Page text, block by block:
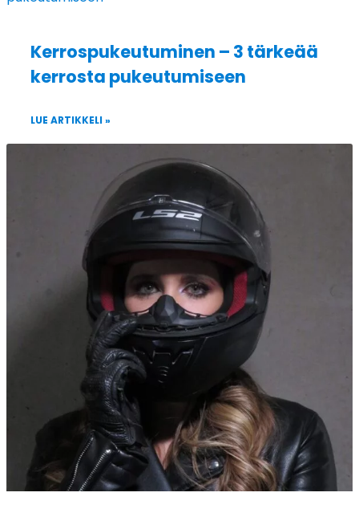
Kerrospukeutuminen – 3 tärkeää
kerrosta pukeutumiseen
LUE ARTIKKELI »